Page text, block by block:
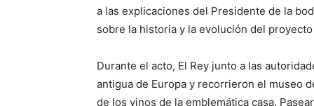
a las explicaciones del Presidente de la
sobre la historia y la evolución del
Durante el acto, El Rey junto a las
antigua de Europa y recorrieron el museo
de los vinos de la emblemática casa.